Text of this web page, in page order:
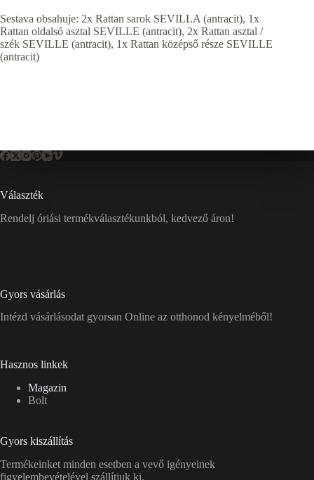
Sestava obsahuje: 2x Rattan sarok SEVILLA (antracit), 1x
Rattan oldalsó asztal SEVILLE (antracit), 2x Rattan asztal /
szék SEVILLE (antracit), 1x Rattan középső része SEVILLE
(antracit)
Választék
Rendelj óriási termékválasztékunkból, kedvező áron!
Gyors vásárlás
Intézd vásárlásodat gyorsan Online az otthonod kényelméből!
Hasznos linkek
Magazin
Bolt
Gyors kiszállítás
Termékeinket minden esetben a vevő igényeinek
figyelembevételével szállítjuk ki.